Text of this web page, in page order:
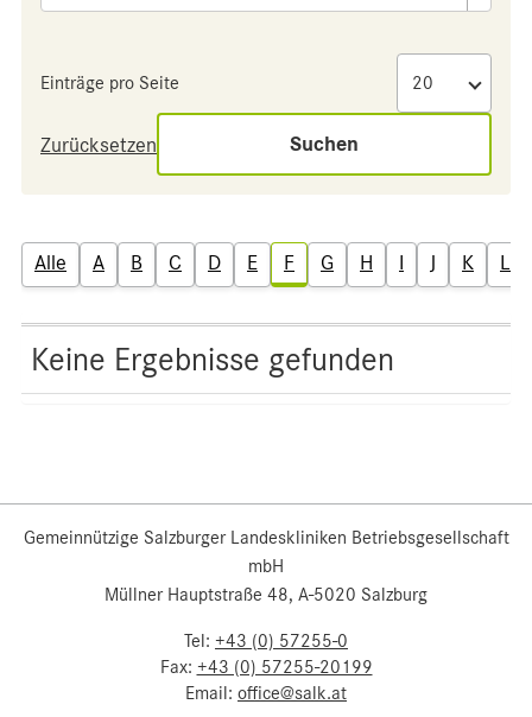
Einträge pro Seite
Zurücksetzen Suchen
Alle A B C D E F G H I J K L
Keine Ergebnisse gefunden
Gemeinnützige Salzburger Landeskliniken Betriebsgesellschaft
mbH
Müllner Hauptstraße 48, A-5020 Salzburg
Tel: +43 (0) 57255-0
Fax: +43 (0) 57255-20199
Email: office@salk.at